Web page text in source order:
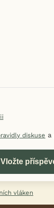
diskuse a
vláken